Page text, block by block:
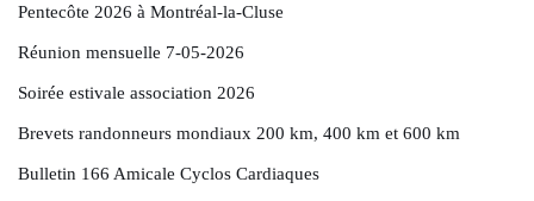
Pentecôte 2026 à Montréal-la-Cluse
Réunion mensuelle 7-05-2026
Soirée estivale association 2026
Brevets randonneurs mondiaux 200 km, 400 km et 600 km
Bulletin 166 Amicale Cyclos Cardiaques